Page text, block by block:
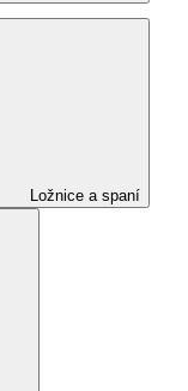
Ložnice a spaní